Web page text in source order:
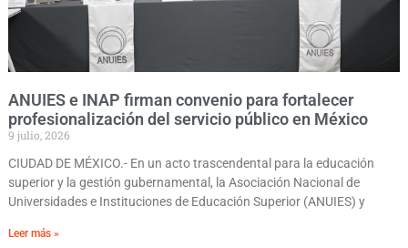
ANUIES e INAP firman convenio para fortalecer
profesionalización del servicio público en México
9 julio, 2026
CIUDAD DE MÉXICO.- En un acto trascendental para la educación
superior y la gestión gubernamental, la Asociación Nacional de
Universidades e Instituciones de Educación Superior (ANUIES) y
Leer más »